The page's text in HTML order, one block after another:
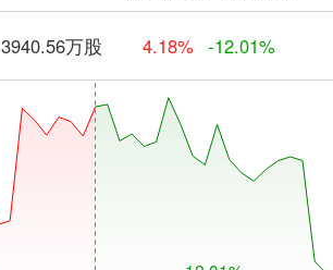
3940.56万股 4.18% -12.01%